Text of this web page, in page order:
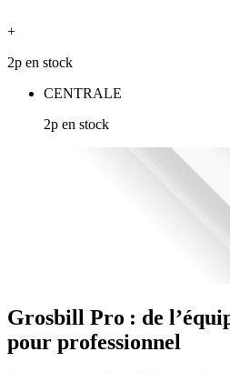
+
2p en stock
CENTRALE
2p en stock
Grosbill Pro : de
pour professionnel